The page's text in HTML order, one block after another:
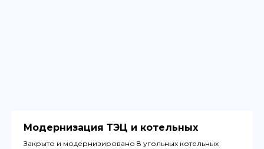
Модернизация ТЭЦ и котельных
Закрыто и модернизировано 8 угольных котельных